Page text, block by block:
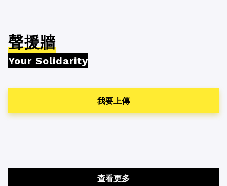
聲援牆
Your Solidarity
我要上傳
查看更多